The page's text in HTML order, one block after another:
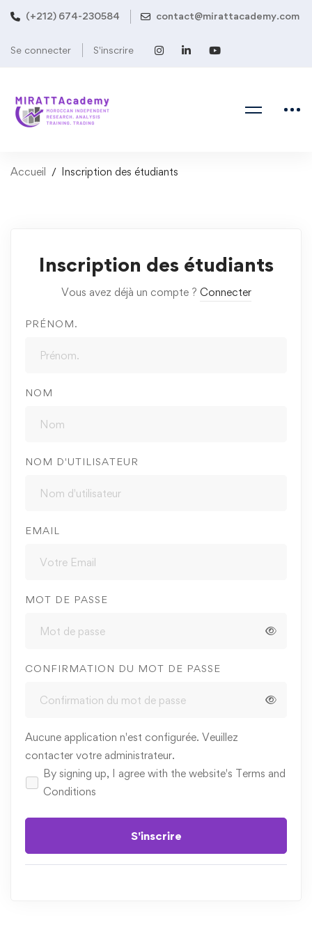
(+212) 674-230584 contact@mirattacademy.com
Se connecter S'inscrire
Accueil Inscription des étudiants
Registration
Inscription des étudiants
Vous avez déjà un compte ? Connecter
PRÉNOM.
NOM
NOM D'UTILISATEUR
EMAIL
MOT DE PASSE
CONFIRMATION DU MOT DE PASSE
Aucune application n'est configurée. Veuillez
contacter votre administrateur.
By signing up, I agree with the website's Terms and
Conditions
S'inscrire